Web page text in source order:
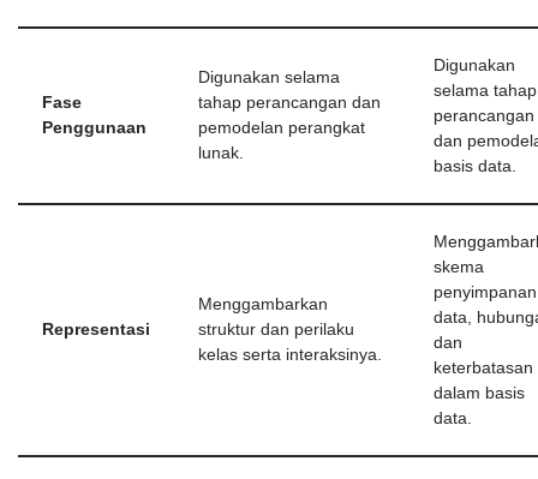
Fase
Penggunaan
Digunakan selama
tahap perancangan dan
pemodelan perangkat
lunak.
Digunakan
selama tahap
perancangan
dan
basis data.
Representasi
Menggambarkan
struktur dan perilaku
kelas serta interaksinya.
skema
penyimpanan
data,
dan
keterbatasan
dalam basis
data.